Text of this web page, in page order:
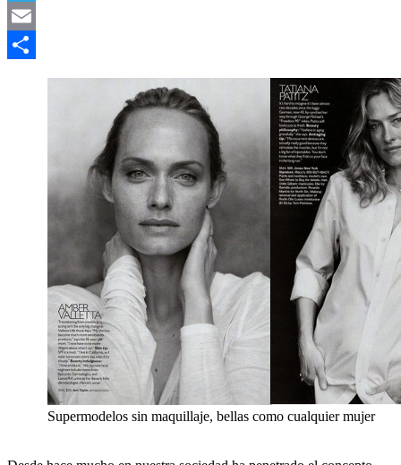
Telegram
Email
Supermodelos sin maquillaje, bellas como cualquier mujer